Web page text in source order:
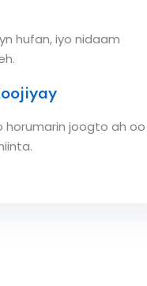
hufan, iyo nidaam
horumarin joogto ah oo